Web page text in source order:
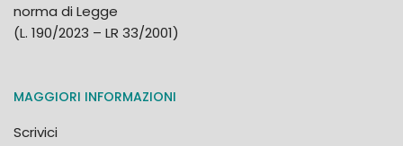
norma di Legge
(L. 190/2023 – LR 33/2001)
MAGGIORI INFORMAZIONI
Scrivici